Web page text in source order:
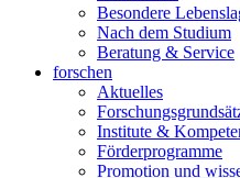
Besondere
Nach dem Studium
Beratung & Service
forschen
Aktuelles
Institute &
Förderprogramme
Promotion und